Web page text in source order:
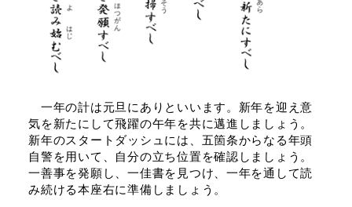
一年の計は元旦にありといいます。新年を迎え意
気を新たにして飛躍の午年を共に邁進しましょう。
新年のスタートダッシュには、五箇条からなる年頭
自警を用いて、自分の立ち位置を確認しましょう。
一善事を発願し、一佳書を見つけ、一年を通して読
み続ける本座右に準備しましょう。